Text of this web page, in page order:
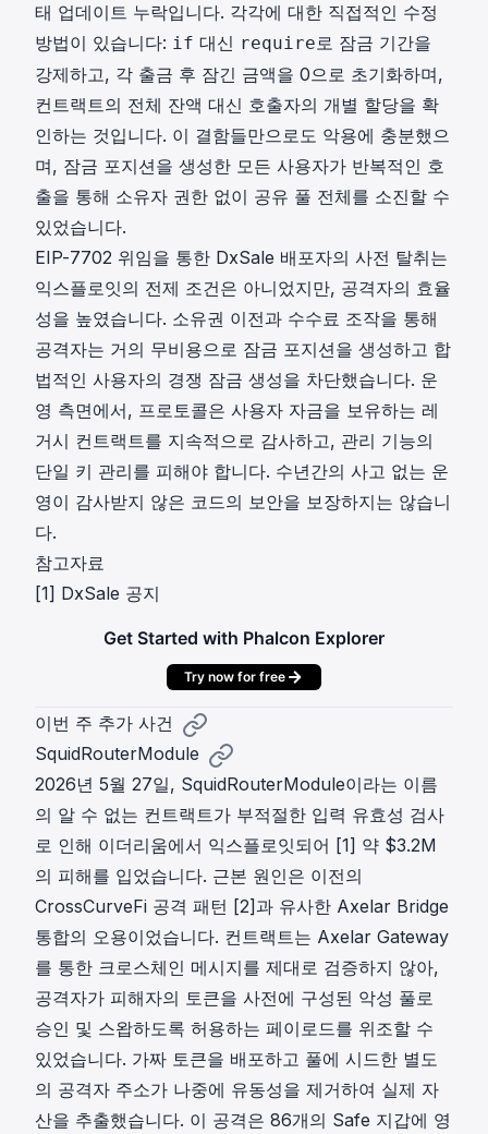
태 업데이트 누락입니다. 각각에 대한 직접적인 수정
방법이 있습니다: if 대신 require로 잠금 기간을
강제하고, 각 출금 후 잠긴 금액을 0으로 초기화하며,
컨트랙트의 전체 잔액 대신 호출자의 개별 할당을 확
인하는 것입니다. 이 결함들만으로도 악용에 충분했으
며, 잠금 포지션을 생성한 모든 사용자가 반복적인 호
출을 통해 소유자 권한 없이 공유 풀 전체를 소진할 수
있었습니다.
EIP-7702 위임을 통한 DxSale 배포자의 사전 탈취는
익스플로잇의 전제 조건은 아니었지만, 공격자의 효율
성을 높였습니다. 소유권 이전과 수수료 조작을 통해
공격자는 거의 무비용으로 잠금 포지션을 생성하고 합
법적인 사용자의 경쟁 잠금 생성을 차단했습니다. 운
영 측면에서, 프로토콜은 사용자 자금을 보유하는 레
거시 컨트랙트를 지속적으로 감사하고, 관리 기능의
단일 키 관리를 피해야 합니다. 수년간의 사고 없는 운
영이 감사받지 않은 코드의 보안을 보장하지는 않습니
다.
참고자료
[1] DxSale 공지
Get Started with Phalcon Explorer
Try now for free
이번 주 추가 사건
SquidRouterModule
2026년 5월 27일, SquidRouterModule이라는 이름
의 알 수 없는 컨트랙트가 부적절한 입력 유효성 검사
로 인해 이더리움에서 익스플로잇되어 [1] 약 $3.2M
의 피해를 입었습니다. 근본 원인은 이전의
CrossCurveFi 공격 패턴 [2] 과 유사한 Axelar Bridge
통합의 오용이었습니다. 컨트랙트는 Axelar Gateway
를 통한 크로스체인 메시지를 제대로 검증하지 않아,
공격자가 피해자의 토큰을 사전에 구성된 악성 풀로
승인 및 스왑하도록 허용하는 페이로드를 위조할 수
있었습니다. 가짜 토큰을 배포하고 풀에 시드한 별도
의 공격자 주소가 나중에 유동성을 제거하여 실제 자
산을 추출했습니다. 이 공격은 86개의 Safe 지갑에 영